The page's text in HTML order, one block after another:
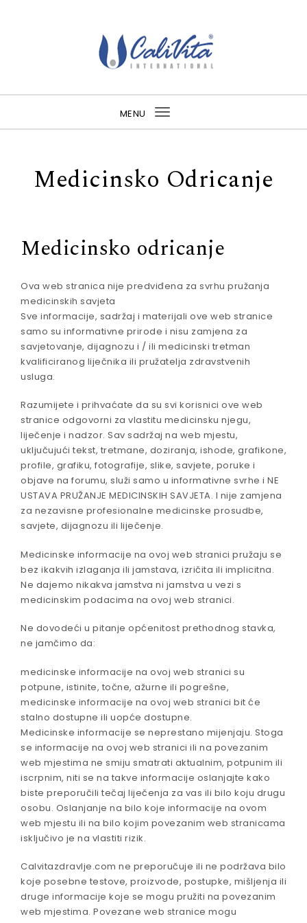
MENU
Toggle
Medicinsko Odricanje
Medicinsko odricanje
Ova web stranica nije predviđena za svrhu pružanja
medicinskih savjeta
Sve informacije, sadržaj i materijali ove web stranice
samo su informativne prirode i nisu zamjena za
savjetovanje, dijagnozu i / ili medicinski tretman
kvalificiranog liječnika ili pružatelja zdravstvenih
usluga.
Razumijete i prihvaćate da su svi korisnici ove web
stranice odgovorni za vlastitu medicinsku njegu,
liječenje i nadzor. Sav sadržaj na web mjestu,
uključujući tekst, tretmane, doziranja, ishode, grafikone,
profile, grafiku, fotografije, slike, savjete, poruke i
objave na forumu, služi samo u informativne svrhe i NE
USTAVA PRUŽANJE MEDICINSKIH SAVJETA. I nije zamjena
za nezavisne profesionalne medicinske prosudbe,
savjete, dijagnozu ili liječenje.
Medicinske informacije na ovoj web stranici pružaju se
bez ikakvih izlaganja ili jamstava, izričita ili implicitna.
Ne dajemo nikakva jamstva ni jamstva u vezi s
medicinskim podacima na ovoj web stranici.
Ne dovodeći u pitanje općenitost prethodnog stavka,
ne jamčimo da:
medicinske informacije na ovoj web stranici su
potpune, istinite, točne, ažurne ili pogrešne,
medicinske informacije na ovoj web stranici bit će
stalno dostupne ili uopće dostupne.
Medicinske informacije se neprestano mijenjaju. Stoga
se informacije na ovoj web stranici ili na povezanim
web mjestima ne smiju smatrati aktualnim, potpunim ili
iscrpnim, niti se na takve informacije oslanjajte kako
biste preporučili tečaj liječenja za vas ili bilo koju drugu
osobu. Oslanjanje na bilo koje informacije na ovom
web mjestu ili na bilo kojim povezanim web stranicama
isključivo je na vlastiti rizik.
Calvitazdravlje.com ne preporučuje ili ne podržava bilo
koje posebne testove, proizvode, postupke, mišljenja ili
druge informacije koje se mogu pružiti na povezanim
web mjestima. Povezane web stranice mogu